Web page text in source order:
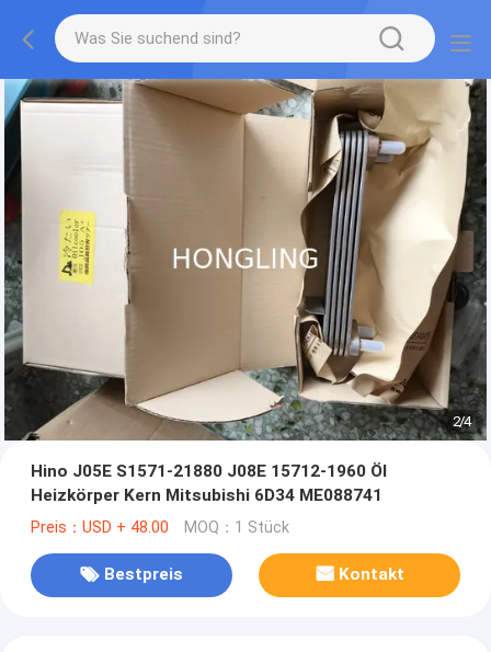
2/4
Hino J05E S1571-21880 J08E 15712-1960 Öl
Heizkörper Kern Mitsubishi 6D34 ME088741
Preis：USD + 48.00 MOQ：1 Stück
Bestpreis Kontakt